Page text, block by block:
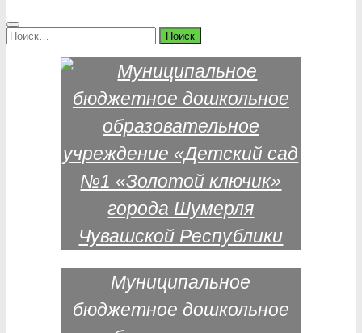
Найти:
Муниципальное
бюджетное дошкольное